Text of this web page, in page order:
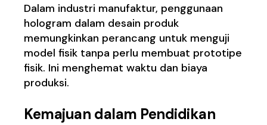
Dalam industri manufaktur, penggunaan
hologram dalam desain produk
memungkinkan perancang untuk menguji
model fisik tanpa perlu membuat prototipe
fisik. Ini menghemat waktu dan biaya
produksi.
Kemajuan dalam Pendidikan